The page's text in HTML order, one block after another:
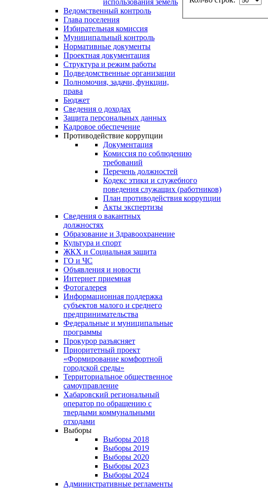
использования земель
Ведомственный контроль
Глава поселения
Избирательная комиссия
Муниципальный контроль
Нормативные документы
Проектная документация
Структура и режим работы
Подведомственные организации
Полномочия, задачи, функции,
права
Бюджет
Сведения о доходах
Защита персональных данных
Кадровое обеспечение
Противодействие коррупции
Документация
Комиссия по соблюдению
требований
Перечень должностей
Кодекс этики и служебного
поведения служащих (работников)
План противодействия коррупции
Акты экспертизы
Сведения о вакантных
должностях
Образование и Здравоохранение
Культура и спорт
ЖКХ и Социальная защита
ГО и ЧС
Объявления и новости
Интернет приемная
Фотогалерея
Информационная поддержка
субъектов малого и среднего
предпринимательства
Федеральные и муниципальные
программы
Прокурор разъясняет
Приоритетный проект
«Формирование комфортной
городской среды»
Территориальное общественное
самоуправление
Хабаровский региональный
оператор по обращению с
твердыми коммунальными
отходами
Выборы
Выборы 2018
Выборы 2019
Выборы 2020
Выборы 2023
Выборы 2024
Административные регламенты